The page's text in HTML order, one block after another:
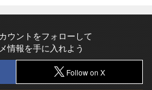
ウントをフォローして
情報を手に入れよう
Follow on X